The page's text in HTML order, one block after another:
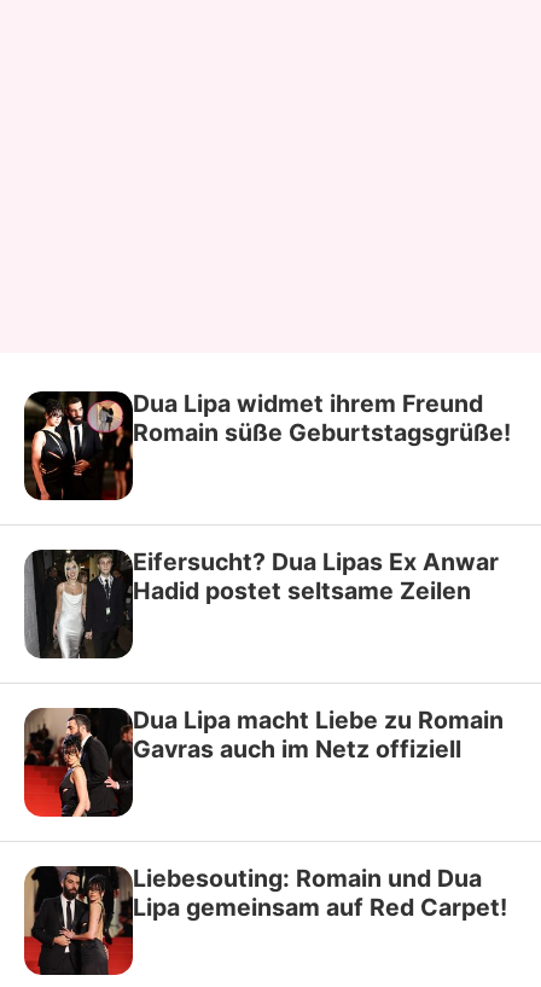
Dua Lipa widmet ihrem Freund
Romain süße Geburtstagsgrüße!
Eifersucht? Dua Lipas Ex Anwar
Hadid postet seltsame Zeilen
Dua Lipa macht Liebe zu Romain
Gavras auch im Netz offiziell
Liebesouting: Romain und Dua
Lipa gemeinsam auf Red Carpet!